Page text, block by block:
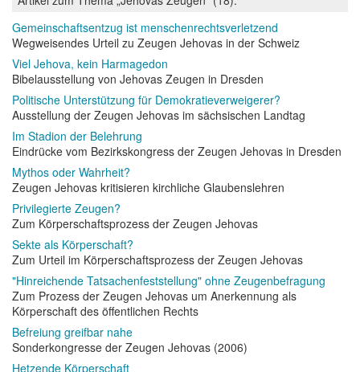
Gemeinschaftsentzug ist menschenrechtsverletzend
Wegweisendes Urteil zu Zeugen Jehovas in der Schweiz
Viel Jehova, kein Harmagedon
Bibelausstellung von Jehovas Zeugen in Dresden
Politische Unterstützung für Demokratieverweigerer?
Ausstellung der Zeugen Jehovas im sächsischen Landtag
Im Stadion der Belehrung
Eindrücke vom Bezirkskongress der Zeugen Jehovas in Dresden
Mythos oder Wahrheit?
Zeugen Jehovas kritisieren kirchliche Glaubenslehren
Privilegierte Zeugen?
Zum Körperschaftsprozess der Zeugen Jehovas
Sekte als Körperschaft?
Zum Urteil im Körperschaftsprozess der Zeugen Jehovas
"Hinreichende Tatsachenfeststellung" ohne Zeugenbefragung
Zum Prozess der Zeugen Jehovas um Anerkennung als
Körperschaft des öffentlichen Rechts
Befreiung greifbar nahe
Sonderkongresse der Zeugen Jehovas (2006)
Hetzende Körperschaft